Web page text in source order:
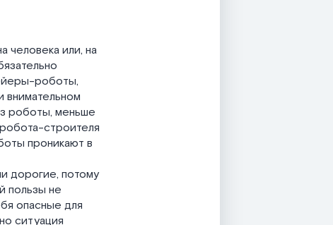
или, на
роботы,
внимательном
роботы, меньше
строителя
проникают в
дорогие, потому
пользы не
опасные для
ситуация